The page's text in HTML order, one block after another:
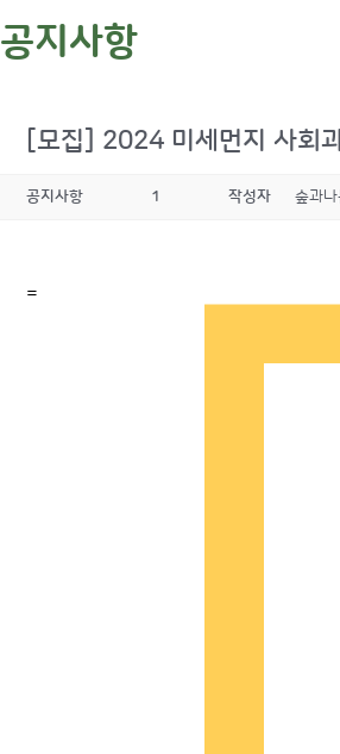
공지사항
[모집] 2024 미세먼지 사회
공지사항 1 작성자 숲과
=